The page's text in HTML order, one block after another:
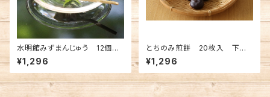
水明館みずまんじゅう 12個
入 1箱
¥1,296
とちのみ煎餅 20枚入 下呂
温泉名物
¥1,296